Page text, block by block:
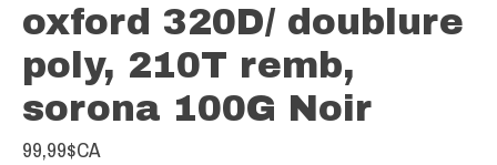
oxford 320D/ doublure
poly, 210T remb,
sorona 100G Noir
99,99$CA